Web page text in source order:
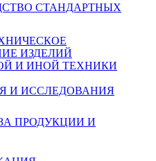
СТАНДАРТНЫХ
ИЗДЕЛИЙ
И ИНОЙ ТЕХНИКИ
И ИССЛЕДОВАНИЯ
ПРОДУКЦИИ И